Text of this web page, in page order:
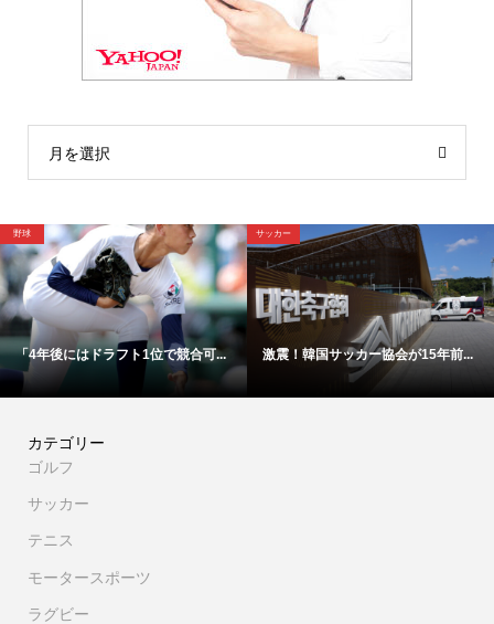
月を選択
で競合可...
サッカー
激震！韓国サッカー協会が15年前...
野球
【映像】これが4年後
カテゴリー
ゴルフ
サッカー
テニス
モータースポーツ
ラグビー